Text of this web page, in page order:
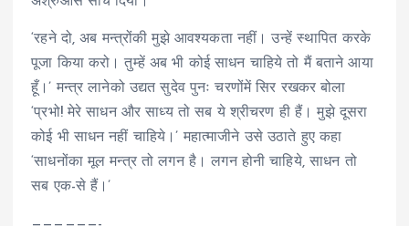
‘रहने दो, अब मन्त्रोंकी मुझे आवश्यकता नहीं। उन्हें स्थापित करके
पूजा किया करो। तुम्हें अब भी कोई साधन चाहिये तो मैं बताने आया
हूँ।’ मन्त्र लानेको उद्यत सुदेव पुनः चरणोंमें सिर रखकर बोला
‘प्रभो! मेरे साधन और साध्य तो सब ये श्रीचरण ही हैं। मुझे दूसरा
कोई भी साधन नहीं चाहिये।’ महात्माजीने उसे उठाते हुए कहा
‘साधनोंका मूल मन्त्र तो लगन है। लगन होनी चाहिये, साधन तो
सब एक-से हैं।’